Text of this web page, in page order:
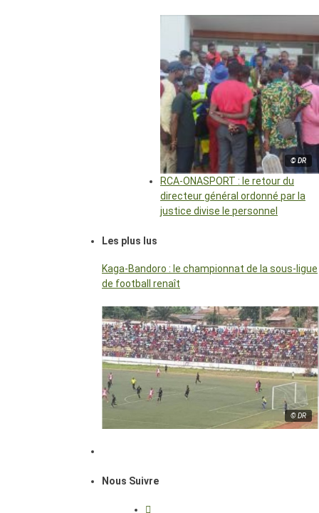
© DR
RCA-ONASPORT : le retour du
directeur général ordonné par la
justice divise le personnel
Les plus lus
Kaga-Bandoro : le championnat de la sous-ligue
de football renaît
© DR
Nous Suivre